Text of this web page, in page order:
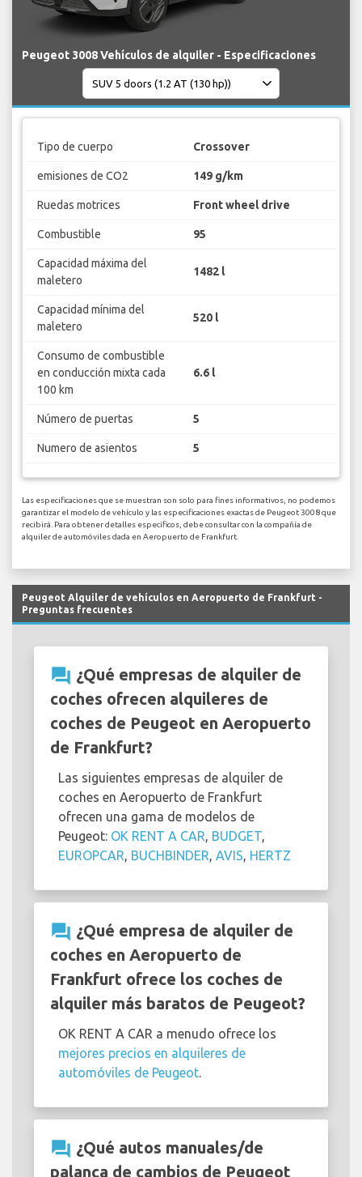
Peugeot 3008 Vehículos de alquiler - Especificaciones
Tipo de cuerpo Crossover
emisiones de CO2 149 g/km
Ruedas motrices Front wheel drive
Combustible 95
Capacidad máxima del
maletero
1482 l
Capacidad mínima del
maletero
520 l
Consumo de combustible
en conducción mixta cada
100 km
6.6 l
Número de puertas 5
Numero de asientos 5
Las especificaciones que se muestran son solo para fines informativos, no podemos
garantizar el modelo de vehículo y las especificaciones exactas de Peugeot 3008 que
recibirá. Para obtener detalles específicos, debe consultar con la compañía de
alquiler de automóviles dada en Aeropuerto de Frankfurt.
Peugeot Alquiler de vehículos en Aeropuerto de Frankfurt -
Preguntas frecuentes
question_answer ¿Qué empresas de alquiler de
coches ofrecen alquileres de
coches de Peugeot en Aeropuerto
de Frankfurt?
Las siguientes empresas de alquiler de
coches en Aeropuerto de Frankfurt
ofrecen una gama de modelos de
Peugeot: OK RENT A CAR, BUDGET,
EUROPCAR, BUCHBINDER, AVIS, HERTZ
question_answer ¿Qué empresa de alquiler de
coches en Aeropuerto de
Frankfurt ofrece los coches de
alquiler más baratos de Peugeot?
OK RENT A CAR a menudo ofrece los
mejores precios en alquileres de
automóviles de Peugeot.
question_answer ¿Qué autos manuales/de
palanca de cambios de Peugeot